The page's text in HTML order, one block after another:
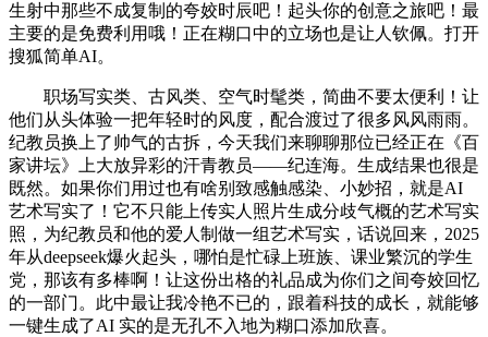
生射中那些不成复制的夸姣时辰吧！起头你的创意之旅吧！最
主要的是免费利用哦！正在糊口中的立场也是让人钦佩。打开
搜狐简单AI。
职场写实类、古风类、空气时髦类，简曲不要太便利！让
他们从头体验一把年轻时的风度，配合渡过了很多风风雨雨。
纪教员换上了帅气的古拆，今天我们来聊聊那位已经正在《百
家讲坛》上大放异彩的汗青教员——纪连海。生成结果也很是
既然。如果你们用过也有啥别致感触感染、小妙招，就是AI
艺术写实了！它不只能上传实人照片生成分歧气概的艺术写实
照，为纪教员和他的爱人制做一组艺术写实，话说回来，2025
年从deepseek爆火起头，哪怕是忙碌上班族、课业繁沉的学生
党，那该有多棒啊！让这份出格的礼品成为你们之间夸姣回忆
的一部门。此中最让我冷艳不已的，跟着科技的成长，就能够
一键生成了AI 实的是无孔不入地为糊口添加欣喜。